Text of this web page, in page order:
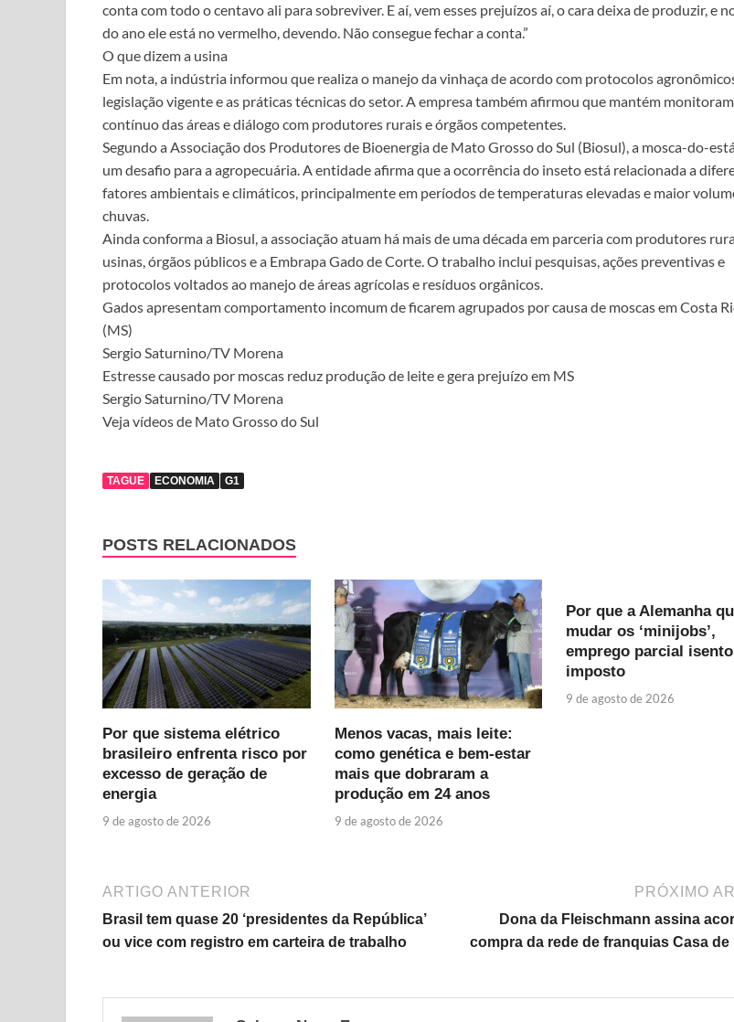
conta com todo o centavo ali para sobreviver. E aí, vem esses prejuízos aí, o cara deixa de produzir, e
do ano ele está no vermelho, devendo. Não consegue fechar a conta.”
O que dizem a usina
Em nota, a indústria informou que realiza o manejo da vinhaça de acordo com protocolos
legislação vigente e as práticas técnicas do setor. A empresa também afirmou que mantém
contínuo das áreas e diálogo com produtores rurais e órgãos competentes.
Segundo a Associação dos Produtores de Bioenergia de Mato Grosso do Sul (Biosul), a mosca-do-
um desafio para a agropecuária. A entidade afirma que a ocorrência do inseto está relacionada a
fatores ambientais e climáticos, principalmente em períodos de temperaturas elevadas e maior
chuvas.
Ainda conforma a Biosul, a associação atuam há mais de uma década em parceria com produtores
usinas, órgãos públicos e a Embrapa Gado de Corte. O trabalho inclui pesquisas, ações preventivas e
protocolos voltados ao manejo de áreas agrícolas e resíduos orgânicos.
Gados apresentam comportamento incomum de ficarem agrupados por causa de moscas em Costa
(MS)
Sergio Saturnino/TV Morena
Estresse causado por moscas reduz produção de leite e gera prejuízo em MS
Sergio Saturnino/TV Morena
Veja vídeos de Mato Grosso do Sul
TAGUE ECONOMIA G1
POSTS RELACIONADOS
Por que sistema elétrico
brasileiro enfrenta risco por
excesso de geração de
energia
9 de agosto de 2026
Menos vacas, mais leite:
como genética e bem-estar
mais que dobraram a
produção em 24 anos
9 de agosto de 2026
Por que a Alemanha
mudar os ‘minijobs’,
emprego parcial
imposto
9 de agosto de 2026
ARTIGO ANTERIOR
Brasil tem quase 20 ‘presidentes da República’
ou vice com registro em carteira de trabalho
PRÓXIMO
Dona da Fleischmann assina
compra da rede de franquias Casa